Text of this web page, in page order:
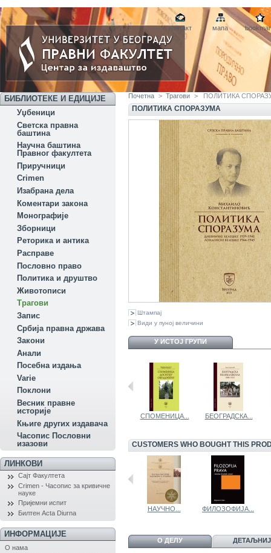
контакт мапа
БИБЛИОТЕКЕ И ЕДИЦИЈЕ
Уџбеници
Светска правна
баштина
Научна баштина
Правног факултета
Приручници
Crimen
Изабрана дела
Коментари закона
Монографије
Зборници
Реторика и антика
Расправе
Пословно право
Политика и друштво
Животописи
Трагови
Запис
Србија правна држава
Закони
Aнали
Посебна издања
Variе
Поклони
Весник правне
историје
Књиге других издавача
Часопис Пословни
изазови
ЛИНКОВИ
Сајт Факултета
Crimen - Часопис за кривичне
науке
Пријемни испит
Билтен Acta Diurna
ИНФОРМАЦИЈЕ
О нама
Почетна > Трагови > ПОЛИТИКА
ПОЛИТИКА СПОРАЗУМА
Штампај
Види у пуној величини
У ИСТОЈ ГРУПИ
СПОМЕНИЦА... БЕОГРАДСКА...
CUSTOMERS WHO BOUGHT THIS
ПРАВНИЧКИ... НАУЧНО... ФИЛОЗОФИЈА...
О ДЕЛУ